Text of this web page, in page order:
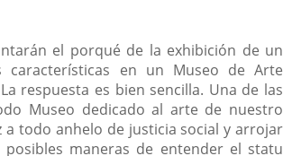
el porqué de la exhibición de un
características en un Museo de Arte
respuesta es bien sencilla. Una de las
Museo dedicado al arte de nuestro
a todo anhelo de justicia social y arrojar
posibles maneras de entender el statu